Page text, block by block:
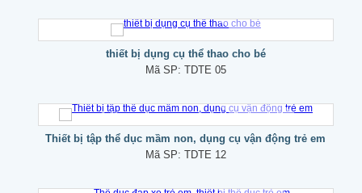
thiết bị dụng cụ thể thao cho bé
Mã SP: TDTE 05
Thiết bị tập thể dục mầm non, dụng cụ vận động trẻ em
Mã SP: TDTE 12